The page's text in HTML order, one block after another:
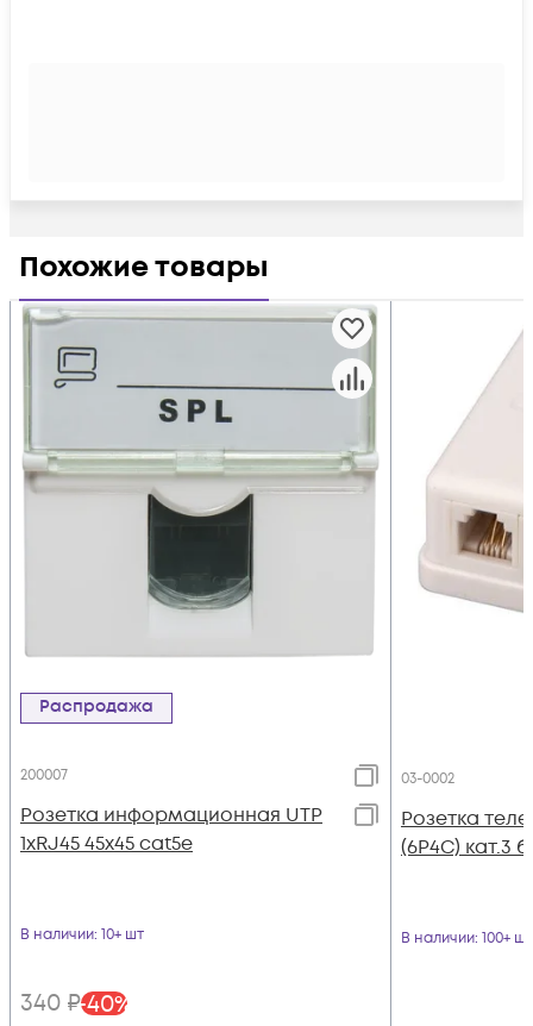
Похожие товары
Распродажа
200007
Розетка информационная UTP
1хRJ45 45х45 cat5е
В наличии: 10+ шт
340 ₽-40%
03-0002
Розетка
(6P4C) кат.3
В наличии: 100+ шт